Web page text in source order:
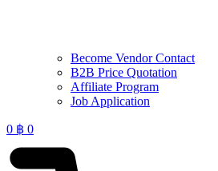
Become Vendor Contact
B2B Price Quotation
Affiliate Program
Job Application
0 ฿ 0